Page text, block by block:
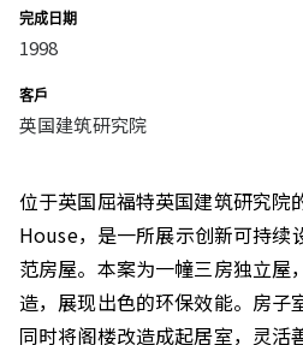
完成日期
1998
客戶
英国建筑研究院
位于英国屈福特英国建筑研究
House，是一所展示创新可持续
范房屋。本案为一幢三房独立屋
造，展现出色的环保效能。房子
同时将阁楼改造成起居室，灵活